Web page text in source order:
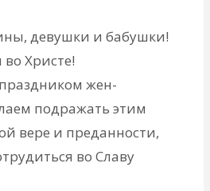
девушки и бабушки!
Христе!
жен-
подражать этим
вере и преданности,
во Славу